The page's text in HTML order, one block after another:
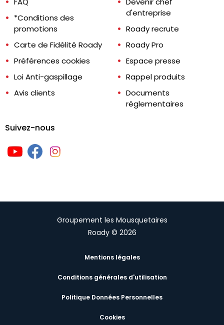
*Conditions des
promotions
Carte de Fidélité Roady
Préférences cookies
Loi Anti-gaspillage
Avis clients
d'entreprise
Roady recrute
Roady Pro
Espace presse
Rappel produits
Documents
réglementaires
Suivez-nous
Groupement les Mousquetaires
Roady © 2026
Mentions légales
Conditions générales d'utilisation
Politique Données Personnelles
Cookies